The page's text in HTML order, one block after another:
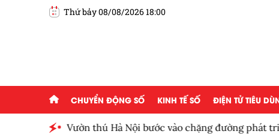
Thứ bảy 08/08/2026 18:00
CHUYỂN ĐỘNG SỐ KINH TẾ SỐ ĐIỆN TỬ TIÊU
Vườn thú Hà Nội bước vào chặng đường phát